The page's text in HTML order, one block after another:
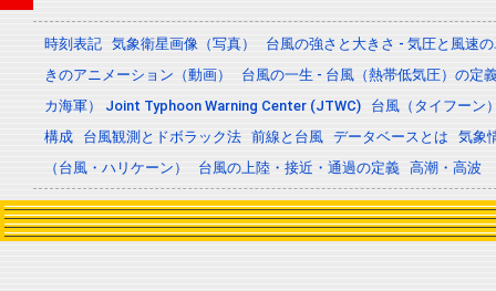
時刻表記 気象衛星画像（写真）
台風の強さと大きさ - 気圧と風速
きのアニメーション（動画）
台風の一生 - 台風（熱帯低気圧）の定
カ海軍） Joint Typhoon Warning Center (JTWC)
台風（タイフーン
構成
台風観測とドボラック法 前線と台風 データベースとは
気象
（台風・ハリケーン）
台風の上陸・接近・通過の定義 高潮・高波